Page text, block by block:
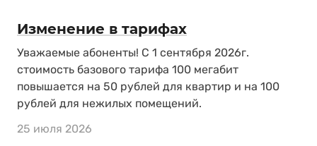
Изменение в тарифах
Уважаемые абоненты! С 1 сентября 2026г.
стоимость базового тарифа 100 мегабит
повышается на 50 рублей для квартир и на 100
рублей для нежилых помещений.
25 июля 2026